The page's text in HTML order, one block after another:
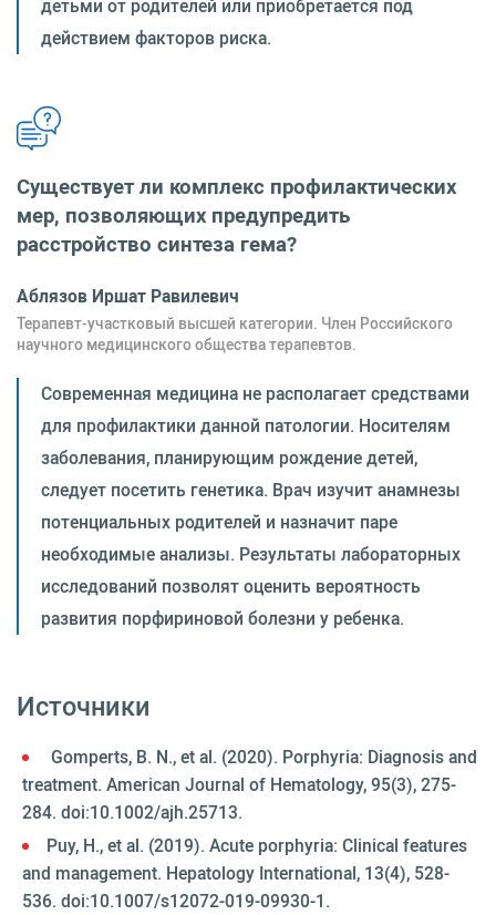
детьми от родителей или приобретается под
действием факторов риска.
Существует ли комплекс профилактических
мер, позволяющих предупредить
расстройство синтеза гема?
Аблязов Иршат Равилевич
Терапевт-участковый высшей категории. Член Российского
научного медицинского общества терапевтов.
Современная медицина не располагает средствами
для профилактики данной патологии. Носителям
заболевания, планирующим рождение детей,
следует посетить генетика. Врач изучит анамнезы
потенциальных родителей и назначит паре
необходимые анализы. Результаты лабораторных
исследований позволят оценить вероятность
развития порфириновой болезни у ребенка.
Источники
Gomperts, B. N., et al. (2020). Porphyria: Diagnosis and
treatment. American Journal of Hematology, 95(3), 275-
284. doi:10.1002/ajh.25713.
Puy, H., et al. (2019). Acute porphyria: Clinical features
and management. Hepatology International, 13(4), 528-
536. doi:10.1007/s12072-019-09930-1.